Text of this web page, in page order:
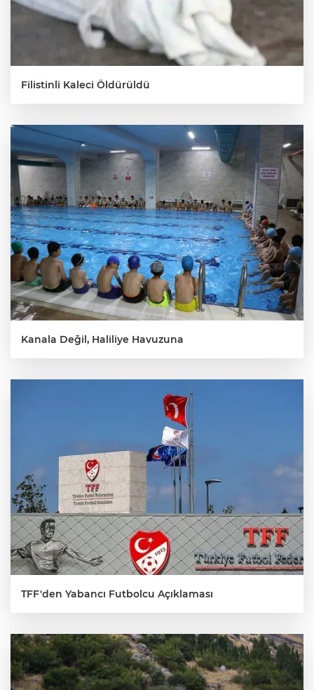
Filistinli Kaleci Öldürüldü
Kanala Değil, Haliliye Havuzuna
TFF'den Yabancı Futbolcu Açıklaması